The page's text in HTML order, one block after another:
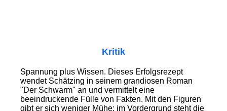
Kritik
Spannung plus Wissen. Dieses Erfolgsrezept
wendet Schätzing in seinem grandiosen Roman
"Der Schwarm" an und vermittelt eine
beeindruckende Fülle von Fakten. Mit den Figuren
gibt er sich weniger Mühe; im Vordergrund steht die